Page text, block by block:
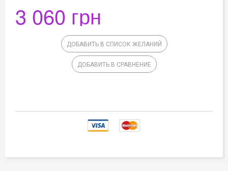
3 060 грн
ДОБАВИТЬ В СПИСОК ЖЕЛАНИЙ
ДОБАВИТЬ В СРАВНЕНИЕ